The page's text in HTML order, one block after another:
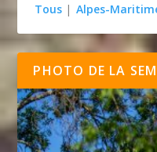
Tous | Alpes-
PHOTO DE LA